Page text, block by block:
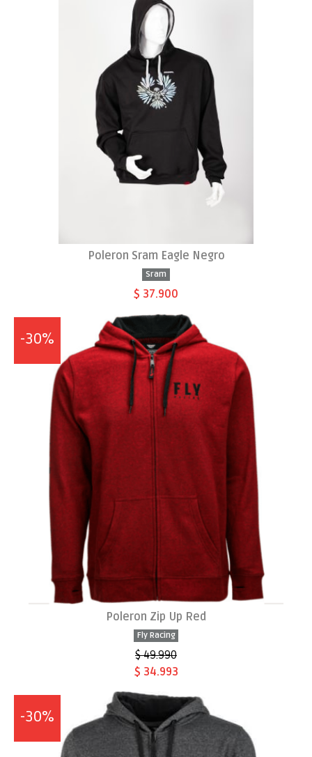
Poleron Sram Eagle Negro
Sram
$ 37.900
-30%
Poleron Zip Up Red
Fly Racing
$ 49.990
$ 34.993
-30%